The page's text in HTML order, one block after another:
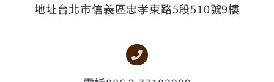
地址台北市信義區忠孝東路5段510號9樓